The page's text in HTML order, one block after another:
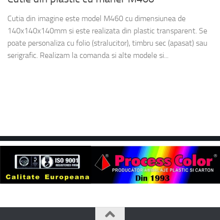
Cutia din imagine este model M460 cu dimensiunea de
140x140x140mm si este realizata din plastic transparent. Se
poate personaliza cu folio (stralucitor), timbru sec (apasat) sau
serigrafic. Realizam la comanda si alte modele si...